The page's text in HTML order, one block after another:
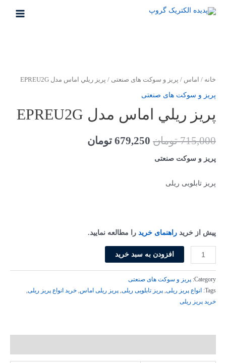
خانه / اماس / پریز و سوکت های صنعتی / پريز ريلي اماس مدل EPREU2G
پریز و سوکت های صنعتی
پريز ريلي اماس مدل EPREU2G
715,000 تومان 679,250 تومان
پریز و سوکت صنعتی
پریز تابلویی ریلی
پیش از خرید راهنمای خرید را مطالعه نمایید.
افزودن به سبد خرید
Category: پریز و سوکت های صنعتی
Tags:
انواع پریز ریلی, پریز تابلویی ریلی, پریز ریلی اماس, خرید انواع پریز ریلی,
خرید پریز ریلی